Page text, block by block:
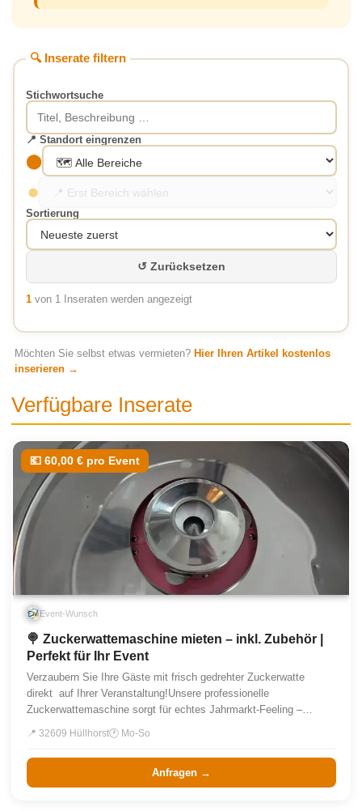
🔍 Inserate filtern
Stichwortsuche
📍 Standort eingrenzen
⬤
⬤
Sortierung
↺ Zurücksetzen
1von 1 Inseraten werden angezeigt
Möchten Sie selbst etwas vermieten? Hier Ihren Artikel kostenlos
inserieren →
Verfügbare Inserate
💶 60,00 € pro Event
Event-Wunsch
🍭 Zuckerwattemaschine mieten – inkl. Zubehör |
Perfekt für Ihr Event
Verzaubern Sie Ihre Gäste mit frisch gedrehter Zuckerwatte
direkt auf Ihrer Veranstaltung!Unsere professionelle
Zuckerwattemaschine sorgt für echtes Jahrmarkt-Feeling –…
📍 32609 Hüllhorst🕐 Mo-So
Anfragen →